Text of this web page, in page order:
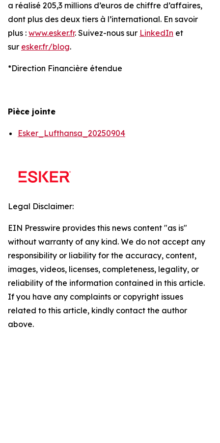
a réalisé 205,3 millions d’euros de chiffre d’affaires,
dont plus des deux tiers à l’international. En savoir
plus : www.esker.fr. Suivez-nous sur LinkedIn et
sur esker.fr/blog.
*Direction Financière étendue
Pièce jointe
Esker_Lufthansa_20250904
Legal Disclaimer:
EIN Presswire provides this news content "as is"
without warranty of any kind. We do not accept any
responsibility or liability for the accuracy, content,
images, videos, licenses, completeness, legality, or
reliability of the information contained in this article.
If you have any complaints or copyright issues
related to this article, kindly contact the author
above.